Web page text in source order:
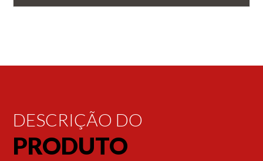
DESCRIÇÃO DO
PRODUTO